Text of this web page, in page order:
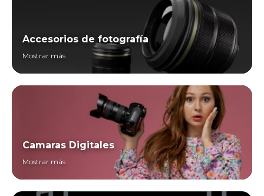
Accesorios de fotografía
Mostrar más
Camaras Digitales
Mostrar más